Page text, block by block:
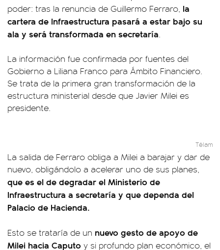
poder: tras la renuncia de Guillermo Ferraro, la
cartera de Infraestructura pasará a estar bajo su
ala y será transformada en secretaría.
La información fue confirmada por fuentes del
Gobierno a Liliana Franco para Ámbito Financiero.
Se trata de la primera gran transformación de la
estructura ministerial desde que Javier Milei es
presidente.
Télam
La salida de Ferraro obliga a Milei a barajar y dar de
nuevo, obligándolo a acelerar uno de sus planes,
que es el de degradar el Ministerio de
Infraestructura a secretaría y que dependa del
Palacio de Hacienda.
Esto se trataría de un nuevo gesto de apoyo de
Milei hacia Caputo y si profundo plan económico, el